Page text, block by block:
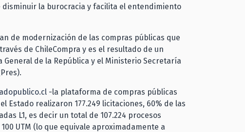
la burocracia y facilita el entendimiento
de modernización de las compras públicas que
de ChileCompra y es el resultado de un
de la República y el Ministerio Secretaría
-la plataforma de compras públicas
Estado realizaron 177.249 licitaciones, 60% de las
L1, es decir un total de 107.224 procesos
UTM (lo que equivale aproximadamente a